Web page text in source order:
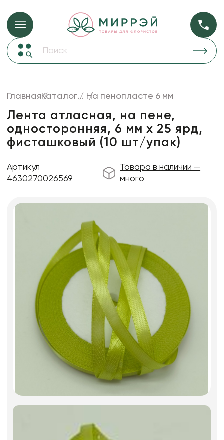
Упаковка для цветов и подарков Упаковка для
Пленка
прозрачная
Лента
Пакеты для цветов и подарков
Игрушки мягкие
Изделия из металла
Сухоцветы
ГлавнаяКаталог... На пенопласте 6 мм
Лента атласная, на пене,
односторонняя, 6 мм х 25 ярд,
фисташковый (10 шт/упак)
Артикул
4630270026569
Товара в наличии —
много